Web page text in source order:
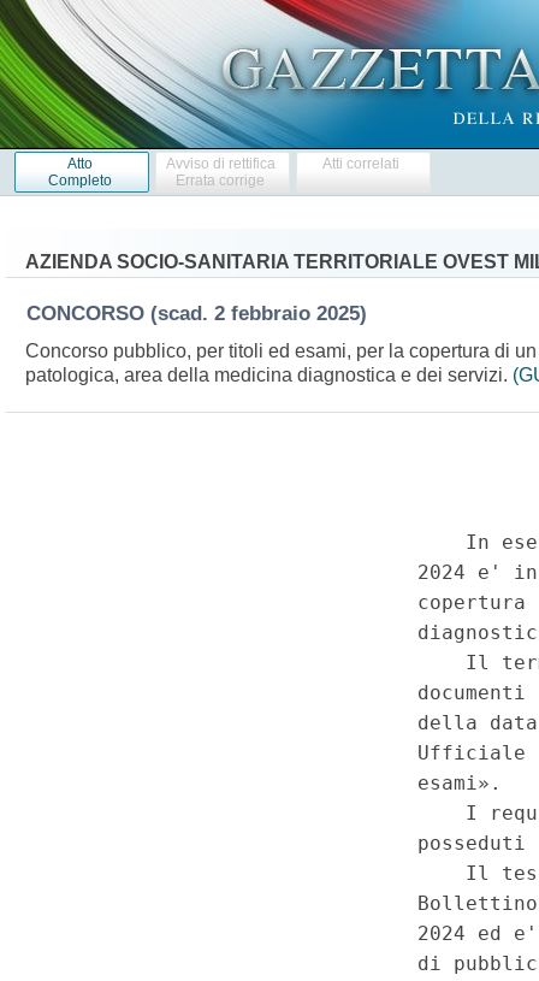
Atto
Completo
Avviso di rettifica
Errata corrige
Atti correlati
AZIENDA SOCIO-SANITARIA TERRITORIALE OVEST
CONCORSO (scad. 2 febbraio 2025)
Concorso pubblico, per titoli ed esami, per la copertura di
patologica, area della medicina diagnostica e dei servizi.